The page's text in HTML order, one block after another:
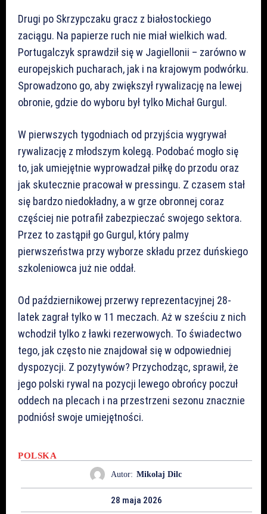
Drugi po Skrzypczaku gracz z białostockiego
zaciągu. Na papierze ruch nie miał wielkich wad.
Portugalczyk sprawdził się w Jagiellonii – zarówno w
europejskich pucharach, jak i na krajowym podwórku.
Sprowadzono go, aby zwiększył rywalizację na lewej
obronie, gdzie do wyboru był tylko Michał Gurgul.
W pierwszych tygodniach od przyjścia wygrywał
rywalizację z młodszym kolegą. Podobać mogło się
to, jak umiejętnie wyprowadzał piłkę do przodu oraz
jak skutecznie pracował w pressingu. Z czasem stał
się bardzo niedokładny, a w grze obronnej coraz
częściej nie potrafił zabezpieczać swojego sektora.
Przez to zastąpił go Gurgul, który palmy
pierwszeństwa przy wyborze składu przez duńskiego
szkoleniowca już nie oddał.
Od październikowej przerwy reprezentacyjnej 28-
latek zagrał tylko w 11 meczach. Aż w sześciu z nich
wchodził tylko z ławki rezerwowych. To świadectwo
tego, jak często nie znajdował się w odpowiedniej
dyspozycji. Z pozytywów? Przychodząc, sprawił, że
jego polski rywal na pozycji lewego obrońcy poczuł
oddech na plecach i na przestrzeni sezonu znacznie
podniósł swoje umiejętności.
POLSKA
Autor: Mikolaj Dilc
28 maja 2026